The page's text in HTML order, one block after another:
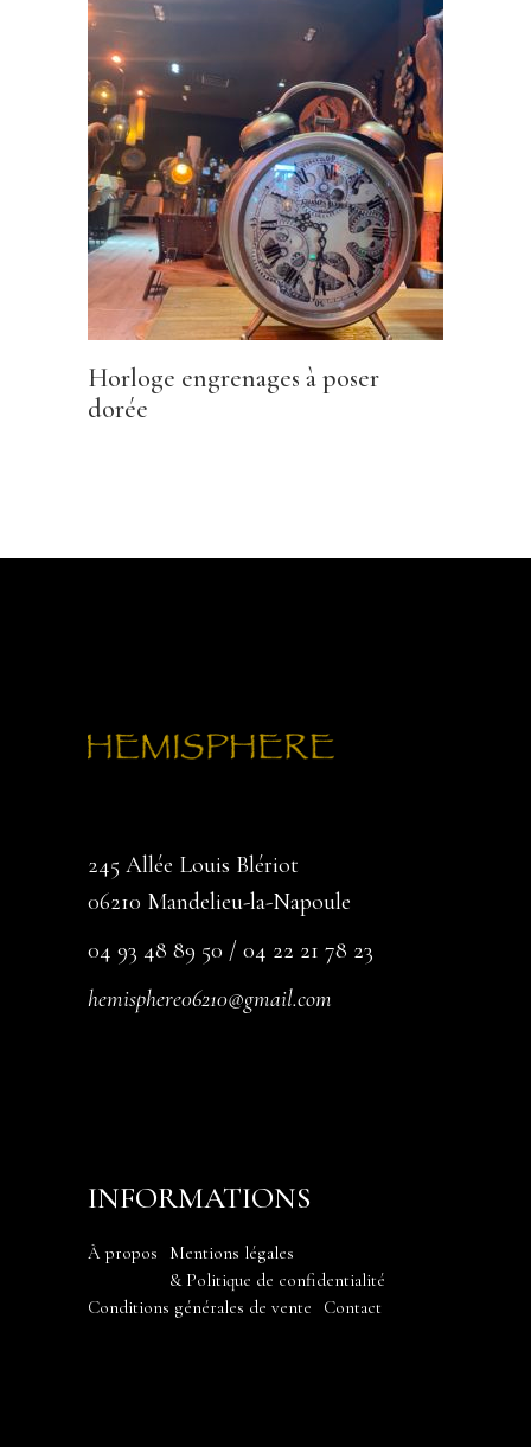
Horloge engrenages à poser
dorée
245 Allée Louis Blériot
06210 Mandelieu-la-Napoule
04 93 48 89 50 / 04 22 21 78 23
hemisphere06210@gmail.com
INFORMATIONS
À propos
Mentions légales
& Politique de confidentialité
Conditions générales de vente
Contact